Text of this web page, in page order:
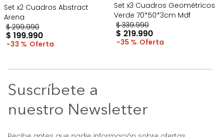
Set x2 Cuadros Abstract
Arena
$ 299.990
$ 199.990
33 %
Set x3 Cuadros Geométricos
Verde 70*50*3cm Mdf
$ 339.990
$ 219.990
35 %
Suscríbete a
nuestro Newsletter